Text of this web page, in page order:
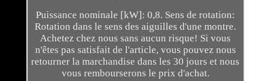
Puissance nominale [kW]: 0,8. Sens de rotation:
Rotation dans le sens des aiguilles d'une montre.
Achetez chez nous sans aucun risque! Si vous
n'êtes pas satisfait de l'article, vous pouvez nous
retourner la marchandise dans les 30 jours et nous
vous rembourserons le prix d'achat.